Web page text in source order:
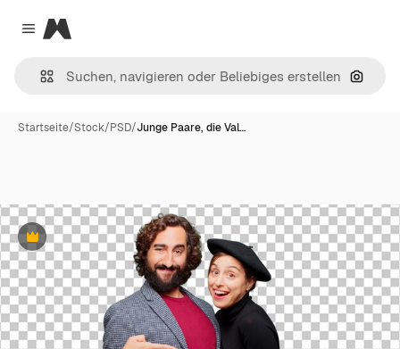
Close menu
Magnific
Nach
Startseite/Stock/PSD/Junge Paare, die Val…
Premium